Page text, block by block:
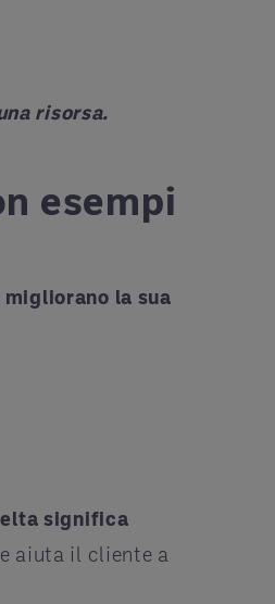
risorsa.
esempi
la sua
significa
aiuta il cliente a